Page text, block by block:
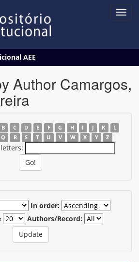
AEE
Author Camargos,
B C D E F G H I J K
L
Q R S T U V W X Y Z
In order:
Authors/Record: